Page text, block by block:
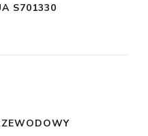
S701330